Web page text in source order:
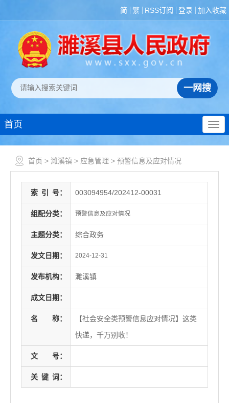
简 繁 RSS订阅 登录 加入收藏
首页
首页 > 濉溪镇 > 应急管理 > 预警信息及应对情况
索 引 号： 003094954/202412-00031
组配分类： 预警信息及应对情况
主题分类： 综合政务
发文日期： 2024-12-31
发布机构： 濉溪镇
成文日期：
名 称：
【社会安全类预警信息应对情况】这类
快递，千万别收！
文 号：
关 键 词：